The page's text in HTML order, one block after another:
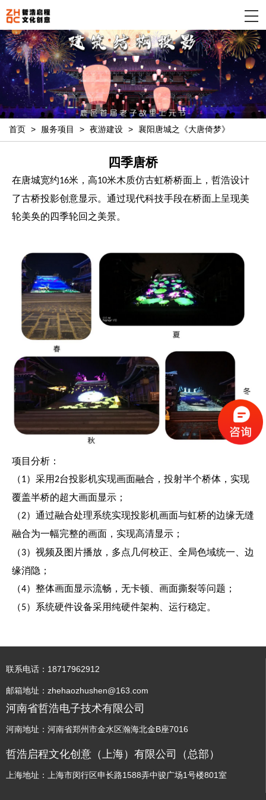
首页 > 服务项目 > 夜游建设 > 襄阳唐城之《大唐倚梦》
四季唐桥
在唐城宽约16米，高10米木质仿古虹桥桥面上，哲浩设计
了古桥投影创意显示。通过现代科技手段在桥面上呈现美
轮美奂的四季轮回之美景。
项目分析：
（1）采用2台投影机实现画面融合，投射半个桥体，实现
覆盖半桥的超大画面显示；
（2）通过融合处理系统实现投影机画面与虹桥的边缘无缝
融合为一幅完整的画面，实现高清显示；
（3）视频及图片播放，多点几何校正、全局色域统一、边
缘消隐；
（4）整体画面显示流畅，无卡顿、画面撕裂等问题；
（5）系统硬件设备采用纯硬件架构、运行稳定。
联系电话：18717962912
邮箱地址：zhehaozhushen@163.com
河南省哲浩电子技术有限公司
河南地址：河南省郑州市金水区瀚海北金B座7016
哲浩启程文化创意（上海）有限公司（总部）
上海地址：上海市闵行区申长路1588弄中骏广场1号楼801室